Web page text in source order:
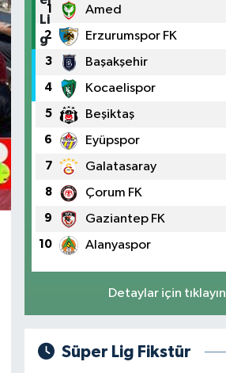
1 Amed
2 Erzurumspor FK
3 Başakşehir
4 Kocaelispor
5 Beşiktaş
6 Eyüpspor
7 Galatasaray
8 Çorum FK
9 Gaziantep FK
10 Alanyaspor
Detaylar için tıklayın
Süper Lig Fikstür